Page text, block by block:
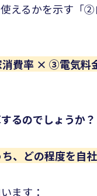
えるかを示す「
費率 × ③電気料
のでしょうか？
、どの程度を自
ます：